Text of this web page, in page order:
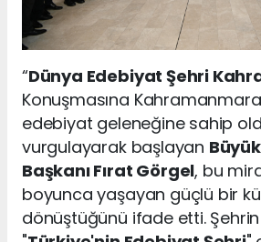
“Dünya Edebiyat Şehri
Konuşmasına
edebiyat geleneğine sahip
vurgulayarak başlayan
Başkanı Fırat Görgel, bu
boyunca yaşayan güçlü bir
dönüştüğünü ifade etti. Şehrin